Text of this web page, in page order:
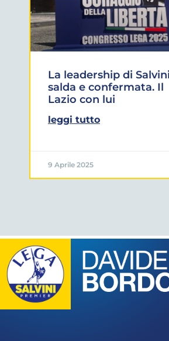
La leadership di
salda e confermata. Il
Lazio con lui
leggi tutto
9 Aprile 2025